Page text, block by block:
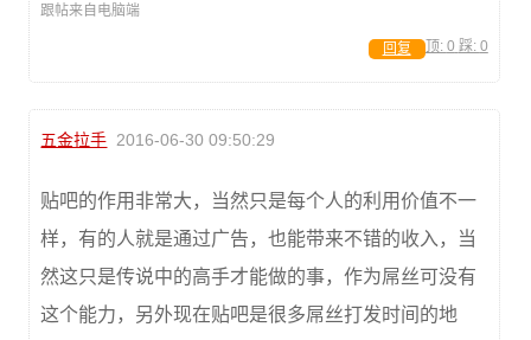
跟帖来自电脑端
顶: 0 踩: 0
回复
五金拉手 2016-06-30 09:50:29
贴吧的作用非常大，当然只是每个人的利用价值不一
样，有的人就是通过广告，也能带来不错的收入，当
然这只是传说中的高手才能做的事，作为屌丝可没有
这个能力，另外现在贴吧是很多屌丝打发时间的地